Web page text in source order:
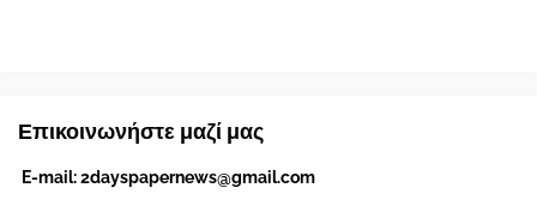
Επικοινωνήστε μαζί μας
E-mail:2dayspapernews@gmail.com